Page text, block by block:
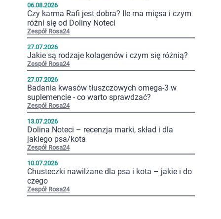
06.08.2026
Czy karma Rafi jest dobra? Ile ma mięsa i czym
różni się od Doliny Noteci
Zespół Rosa24
27.07.2026
Jakie są rodzaje kolagenów i czym się różnią?
Zespół Rosa24
27.07.2026
Badania kwasów tłuszczowych omega-3 w
suplemencie - co warto sprawdzać?
Zespół Rosa24
13.07.2026
Dolina Noteci – recenzja marki, skład i dla
jakiego psa/kota
Zespół Rosa24
10.07.2026
Chusteczki nawilżane dla psa i kota – jakie i do
czego
Zespół Rosa24